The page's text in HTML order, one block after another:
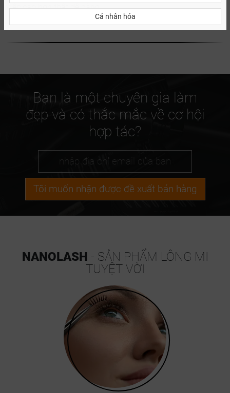
việc cao hơn thật dễ dàng.
Bạn là một chuyên gia làm
đẹp và có thắc mắc về cơ hội
hợp tác?
Tôi muốn nhận được đề xuất bán hàng
NANOLASH - SẢN PHẨM LÔNG MI
TUYỆT VỜI
Cá nhân hóa